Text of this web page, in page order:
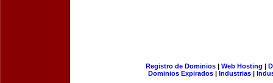
Registro de Dominios| Web Hosting |
Dominios Expirados | Industrias |